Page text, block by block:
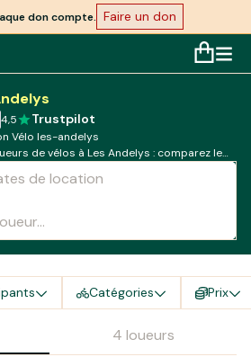
don compte. Faire un don
4,5 Trustpilot
Vélo les-andelys
de vélos à Les Andelys : comparez les
!
Catégories Prix
4 loueurs